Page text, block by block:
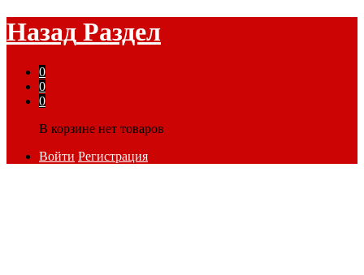
Назад Раздел
0
0
0
В корзине нет товаров
Войти Регистрация